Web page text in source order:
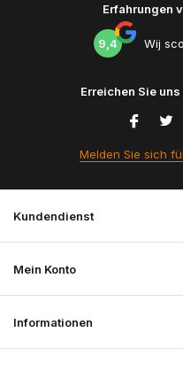
Erfahrungen
9,4 Wij
Erreichen Sie
Melden Sie sich
Kundendienst
Mein Konto
Informationen